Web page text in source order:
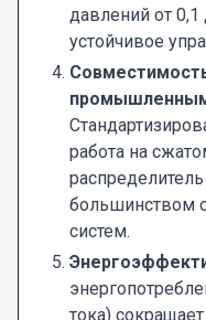
давлений от
устойчивое
работа на
большинством
систем.
тока)